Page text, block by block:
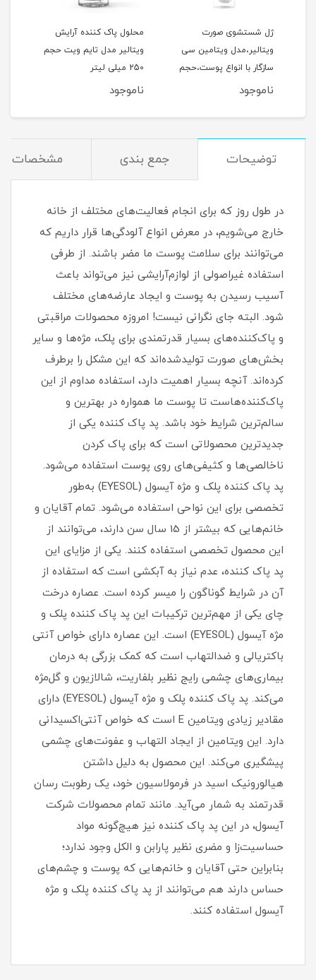
ژل شستشوی صورت
ویتالیر،مدل ویتامین سی
سازگار با انواع پوست،حجم
200 میلی‌لیتر
ناموجود
محلول پاک کننده آرایش
ویتالیر مدل تایم ویت حجم
250 میلی لیتر
ناموجود
توضیحات جمع بندی مشخصات
در طول روز که برای انجام فعالیت‌های مختلف از خانه
خارج می‌شویم، در معرض انواع آلودگی‌ها قرار داریم که
می‌توانند برای سلامت پوست ما مضر باشند. از طرفی
استفاده غیراصولی از لوازم‌آرایشی نیز می‌تواند باعث
آسیب رسیدن به پوست و ایجاد عارضه‌های مختلف
شود. البته جای نگرانی نیست! امروزه محصولات مراقبتی
و پاک‌کننده‌های بسیار قدرتمندی برای پلک، مژه‌ها و سایر
بخش‌های صورت تولیدشده‌اند که این مشکل را برطرف
کرده‌اند. آنچه بسیار اهمیت دارد، استفاده مداوم از این
پاک‌کننده‌هاست تا پوست ما همواره در بهترین و
سالم‌ترین شرایط خود باشد. پد پاک کننده یکی از
جدیدترین محصولاتی است که برای پاک کردن
ناخالصی‌ها و کثیفی‌های روی پوست استفاده می‌شود.
پد پاک کننده پلک و مژه آیسول (EYESOL) به‌طور
تخصصی برای این نواحی استفاده می‌شود. تمام آقایان و
خانم‌هایی که بیشتر از 15 سال سن دارند، می‌توانند از
این محصول تخصصی استفاده کنند. یکی از مزایای این
پد پاک کننده، عدم نیاز به آبکشی است که استفاده از
آن در شرایط گوناگون را میسر کرده است. عصاره درخت
چای یکی از مهم‌ترین ترکیبات این پد پاک کننده پلک و
مژه آیسول (EYESOL) است. این عصاره دارای خواص آنتی
باکتریالی و ضدالتهاب است که کمک بزرگی به درمان
بیماری‌های چشمی رایج نظیر بلفاریت، شالازیون و گل‌مژه
می‌کند. پد پاک کننده پلک و مژه آیسول (EYESOL) دارای
مقادیر زیادی ویتامین E است که خواص آنتی‌اکسیدانی
دارد. این ویتامین از ایجاد التهاب و عفونت‌های چشمی
پیشگیری می‌کند. این محصول به دلیل داشتن
هیالورونیک اسید در فرمولاسیون خود، یک رطوبت رسان
قدرتمند به شمار می‌آید. مانند تمام محصولات شرکت
آیسول، در این پد پاک کننده نیز هیچ‌گونه مواد
حساسیت‌زا و مضری نظیر پارابن و الکل وجود ندارد؛
بنابراین حتی آقایان و خانم‌هایی که پوست و چشم‌های
حساس دارند هم می‌توانند از پد پاک کننده پلک و مژه
آیسول استفاده کنند.